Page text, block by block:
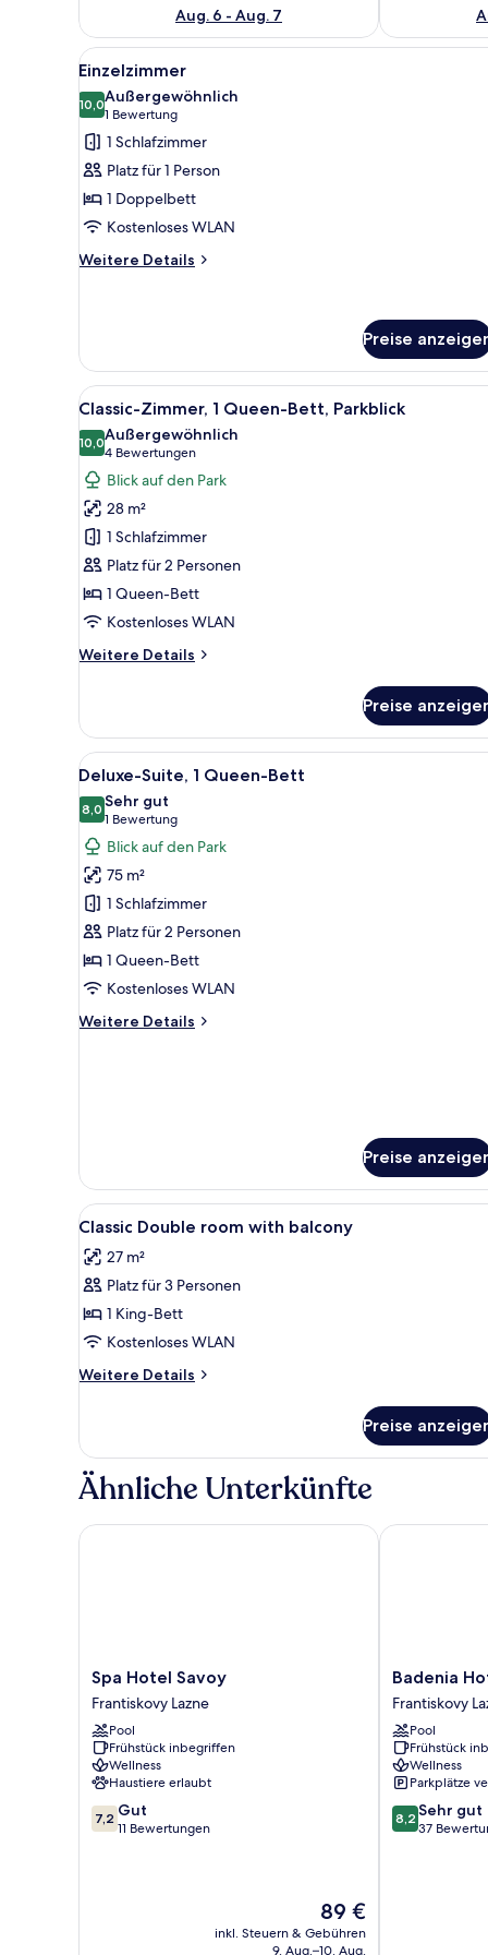
Aug. 6 - Aug. 7
Alle
Fotos
für
Einzelzimmer
anzeigen
Ein Hotelzimmer mit Bett,
5
Einzelzimmer
10,010,0 von 10
Außergewöhnlich
1 Bewertung
(1
Bewertung)
1 Schlafzimmer
Platz für 1 Person
1 Doppelbett
Kostenloses WLAN
Weitere Details
Weitere
Preise
Alle
Fotos
für
Classic-
Zimmer,
1
Queen-
Bett,
Parkblick
anzeigen
Ein Hotelzimmer mit einem
7
Classic-Zimmer, 1 Queen-Bett, Parkblick
10,010,0 von 10
Außergewöhnlich
4 Bewertungen
(4
Bewertungen)
Blick auf den Park
28 m²
1 Schlafzimmer
Platz für 2 Personen
1 Queen-Bett
Kostenloses WLAN
Weitere Details
Weitere
Zimmer,
Queen-
Bett,
Parkblick
Preise
Alle
Fotos
für
Deluxe-
Suite,
1
Queen-
Bett
anzeigen
Ein modernes Hotelzimmer
7
Deluxe-Suite, 1 Queen-Bett
8,08,0 von 10
Sehr gut
1 Bewertung
(1
Bewertung)
Blick auf den Park
75 m²
1 Schlafzimmer
Platz für 2 Personen
1 Queen-Bett
Kostenloses WLAN
Weitere Details
Weitere
Preise
Alle
Fotos
für
Classic
Double
room
with
balcony
Allergikerbettwaren, Minibar,
5
Classic Double room with balcony
27 m²
Platz für 3 Personen
1 King-Bett
Kostenloses WLAN
Weitere Details
Weitere
Double
room
with
Preise
Ähnliche Unterkünfte
Spa
Hotel
Savoy
Frantiskovy
Lazne
Spa Hotel Savoy
Frantiskovy Lazne
Pool
Frühstück inbegriffen
Wellness
Haustiere erlaubt
7.2
von
7,2 Gut
11 Bewertungen
Der
Preis
beträgt
89 €
inkl. Steuern & Gebühren
9. Aug.–10. Aug.
Spa Hotel Savoy
Badenia
Hotel
Praha
Frantiskovy
Lazne
Badenia
Frantiskovy
Pool
Frühstück
Wellness
Parkplätze
8.2
von
8,2 Sehr gut
37
Badenia Hotel